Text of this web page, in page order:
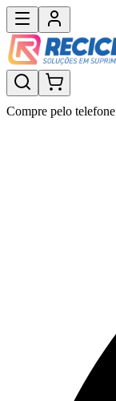
Compre pelo telefone